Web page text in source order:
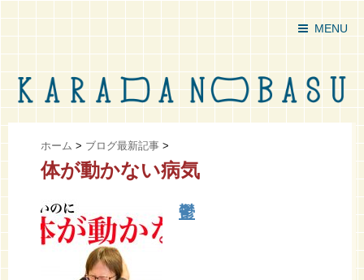
MENU
ホーム > ブログ最新記事 >
体が動かない病気
鬱